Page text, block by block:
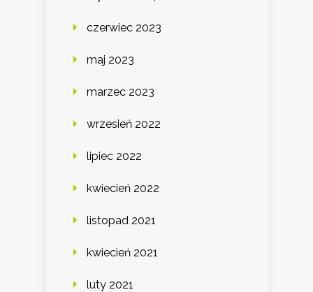
czerwiec 2023
maj 2023
marzec 2023
wrzesień 2022
lipiec 2022
kwiecień 2022
listopad 2021
kwiecień 2021
luty 2021